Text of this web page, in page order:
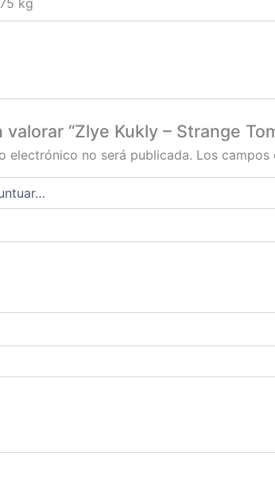
kg
“Zlye Kukly – Strange
electrónico no será publicada. Los